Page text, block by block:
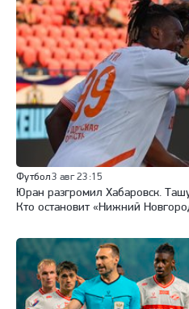
Футбол3 авг 23:15
Юран разгромил Хабаровск.
Кто остановит «Нижний